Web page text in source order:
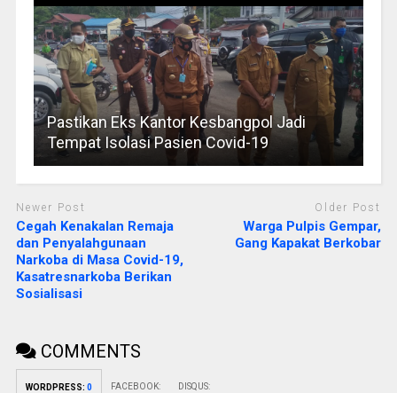
Pastikan Eks Kantor Kesbangpol Jadi
Tempat Isolasi Pasien Covid-19
Newer Post
Cegah Kenakalan Remaja
dan Penyalahgunaan
Narkoba di Masa Covid-19,
Kasatresnarkoba Berikan
Sosialisasi
Older Post
Warga Pulpis Gempar,
Gang Kapakat Berkobar
COMMENTS
WORDPRESS: 0 FACEBOOK: DISQUS: